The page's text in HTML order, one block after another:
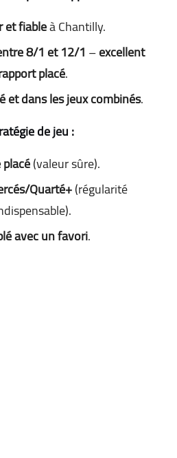
et fiableà Chantilly.
8/1 et 12/1 –excellent
placé.
et dans les jeux combinés.
de jeu :
(valeur sûre).
Quarté+(régularité
avec un favori.